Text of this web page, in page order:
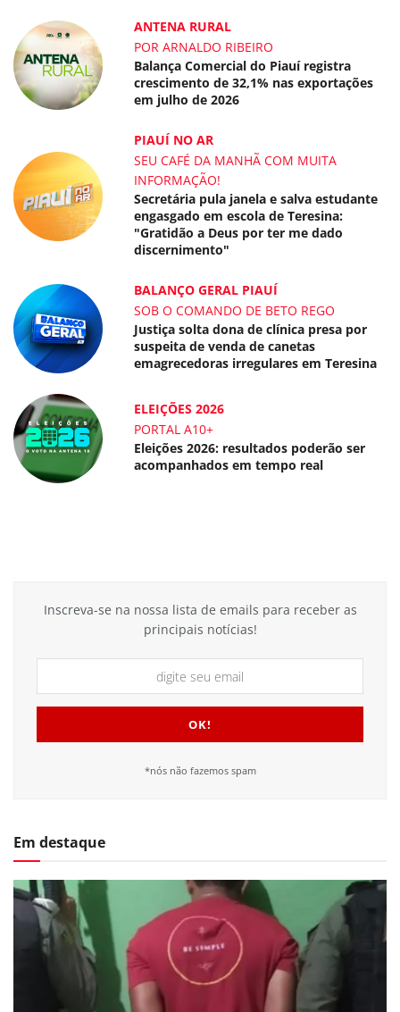
ANTENA RURAL
POR ARNALDO RIBEIRO
Balança Comercial do Piauí registra
crescimento de 32,1% nas exportações
em julho de 2026
PIAUÍ NO AR
SEU CAFÉ DA MANHÃ COM MUITA
INFORMAÇÃO!
Secretária pula janela e salva estudante
engasgado em escola de Teresina:
"Gratidão a Deus por ter me dado
discernimento"
BALANÇO GERAL PIAUÍ
SOB O COMANDO DE BETO REGO
Justiça solta dona de clínica presa por
suspeita de venda de canetas
emagrecedoras irregulares em Teresina
ELEIÇÕES 2026
PORTAL A10+
Eleições 2026: resultados poderão ser
acompanhados em tempo real
Inscreva-se na nossa lista de emails para receber as
principais notícias!
*nós não fazemos spam
Em destaque